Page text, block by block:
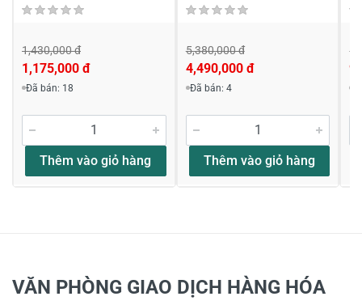
1,430,000 đ
1,175,000 đ
Đã bán: 18
Thêm vào giỏ hàng
5,380,000 đ
4,490,000 đ
Đã bán: 4
Thêm vào giỏ hàng
VĂN PHÒNG GIAO DỊCH HÀNG HÓA